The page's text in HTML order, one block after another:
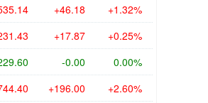
+46.18 +1.32%
+17.87 +0.25%
-0.00 0.00%
+196.00 +2.60%